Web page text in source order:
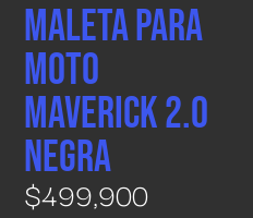
Maleta para
Moto
Maverick 2.0
Negra
$499,900